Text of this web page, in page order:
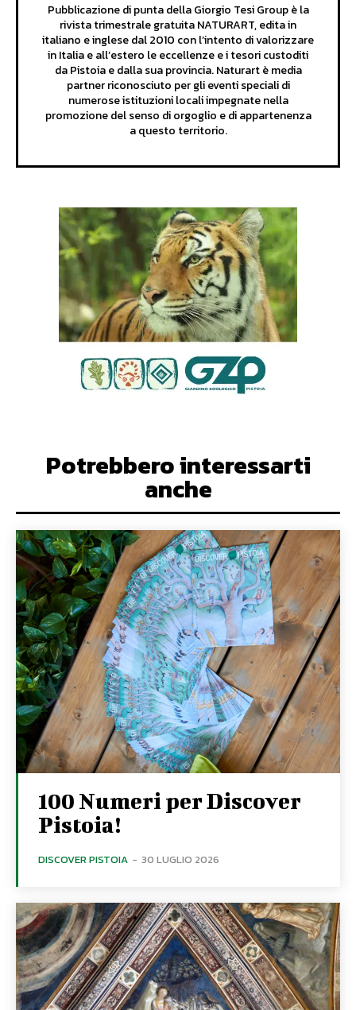
Pubblicazione di punta della Giorgio Tesi Group è la
rivista trimestrale gratuita NATURART, edita in
italiano e inglese dal 2010 con l’intento di valorizzare
in Italia e all’estero le eccellenze e i tesori custoditi
da Pistoia e dalla sua provincia. Naturart è media
partner riconosciuto per gli eventi speciali di
numerose istituzioni locali impegnate nella
promozione del senso di orgoglio e di appartenenza
a questo territorio.
Potrebbero interessarti
anche
100 Numeri per Discover
Pistoia!
DISCOVER PISTOIA - 30 LUGLIO 2026